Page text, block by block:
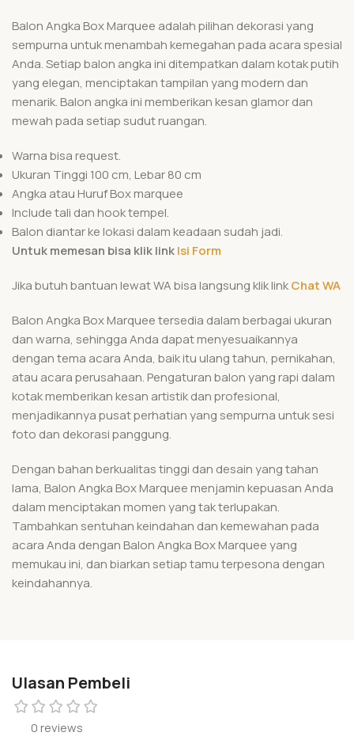
Balon Angka Box Marquee adalah pilihan dekorasi yang
sempurna untuk menambah kemegahan pada acara spesial
Anda. Setiap balon angka ini ditempatkan dalam kotak putih
yang elegan, menciptakan tampilan yang modern dan
menarik. Balon angka ini memberikan kesan glamor dan
mewah pada setiap sudut ruangan.
Warna bisa request.
Ukuran Tinggi 100 cm, Lebar 80 cm
Angka atau Huruf Box marquee
Include tali dan hook tempel.
Balon diantar ke lokasi dalam keadaan sudah jadi.
Untuk memesan bisa klik linkIsi Form
Jika butuh bantuan lewat WA bisa langsung klik linkChat WA
Balon Angka Box Marquee tersedia dalam berbagai ukuran
dan warna, sehingga Anda dapat menyesuaikannya
dengan tema acara Anda, baik itu ulang tahun, pernikahan,
atau acara perusahaan. Pengaturan balon yang rapi dalam
kotak memberikan kesan artistik dan profesional,
menjadikannya pusat perhatian yang sempurna untuk sesi
foto dan dekorasi panggung.
Dengan bahan berkualitas tinggi dan desain yang tahan
lama, Balon Angka Box Marquee menjamin kepuasan Anda
dalam menciptakan momen yang tak terlupakan.
Tambahkan sentuhan keindahan dan kemewahan pada
acara Anda dengan Balon Angka Box Marquee yang
memukau ini, dan biarkan setiap tamu terpesona dengan
keindahannya.
Ulasan Pembeli
0 reviews